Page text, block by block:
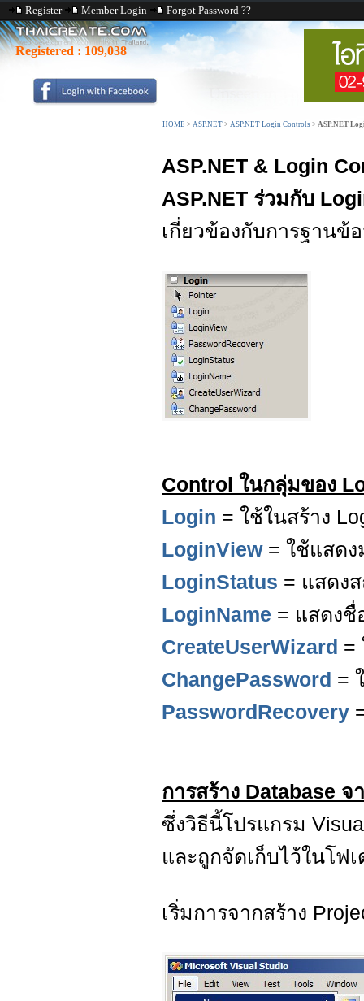
Register Member Login Forgot Password ??
Registered : 109,038
HOME > ASP.NET > ASP.NET Login Controls > ASP.NET
ASP.NET & Login
ASP.NET ร่วมกับ
เกี่ยวข้องกับการฐานข้
Control ในกลุ่มของ
Login = ใช้ในสร้าง
LoginView= ใช้แสดง
LoginStatus = แสดง
LoginName = แสดง
CreateUserWizard =
ChangePassword =
PasswordRecovery
การสร้าง Database
ซึ่งวิธีนี้โปรแกรม
และถูกจัดเก็บไว้ในโฟ
เริ่มการจากสร้าง